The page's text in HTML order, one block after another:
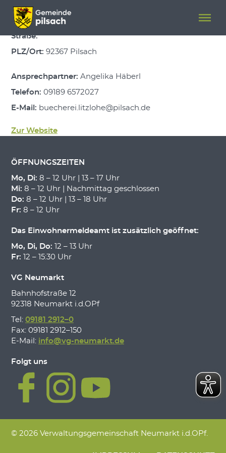
Menü überspringen
Menü überspringen
Bücherei Litzlohe
Straße:
PLZ/Ort: 92367 Pilsach
Ansprechpartner: Angelika Häberl
Telefon: 09189 6572027
E-Mail: buecherei.litzlohe@pilsach.de
Zur Website
ÖFFNUNGSZEITEN
Mo, Di: 8 – 12 Uhr | 13 – 17 Uhr
Mi: 8 – 12 Uhr | Nachmittag geschlossen
Do: 8 – 12 Uhr | 13 – 18 Uhr
Fr: 8 – 12 Uhr
Das Einwohnermeldeamt ist zusätzlich geöffnet:
Mo, Di, Do: 12 – 13 Uhr
Fr: 12 – 15:30 Uhr
VG Neumarkt
Bahnhofstraße 12
92318 Neumarkt i.d.OPf
Tel: 09181 2912–0
Fax: 09181 2912–150
E-Mail: info@vg-neumarkt.de
Folgt uns
© 2026 Verwaltungsgemeinschaft Neumarkt i.d.OPf.